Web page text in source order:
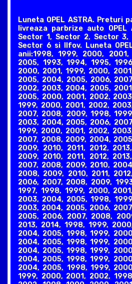
Luneta OPEL ASTRA. Preturi
livreaza parbrize auto OPEL
Sector 1, Sector 2, Sector
Sector 6 si Ilfov. Luneta
anii:1998, 1999, 2000,
2005, 1993, 1994, 1995,
2000, 2001, 1999, 2000,
2005, 2004, 2005, 2006,
2002, 2003, 2004, 2005,
2005, 2000, 2001, 2002,
1999, 2000, 2001, 2002,
2007, 2008, 2009, 1998,
2003, 2004, 2005, 2006,
1999, 2000, 2001, 2002,
2007, 2008, 2009, 2004,
2009, 2010, 2011, 2012,
2009, 2010, 2011, 2012,
2007, 2008, 2009, 2010,
2008, 2009, 2010, 2011,
2006, 2007, 2008, 2009,
1997, 1998, 1999, 2000,
2003, 2004, 2005, 1998,
2003, 2004, 2005, 2006,
2005, 2006, 2007, 2008,
2013, 2014, 1998, 1999,
2004, 2005, 1998, 1999,
2004, 2005, 1998, 1999,
2004, 2005, 1998, 1999,
2004, 2005, 1998, 1999,
2004, 2005, 1998, 1999,
1999, 2000, 2001, 2002,